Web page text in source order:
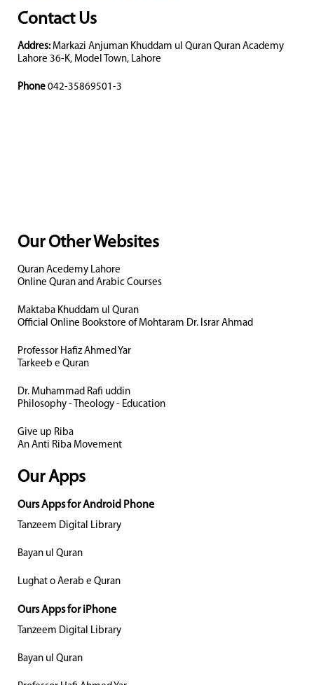
Contact Us
Addres: Markazi Anjuman Khuddam ul Quran Quran Academy
Lahore 36-K, Model Town, Lahore
Phone 042-35869501-3
Our Other Websites
Quran Acedemy Lahore
Online Quran and Arabic Courses
Maktaba Khuddam ul Quran
Official Online Bookstore of Mohtaram Dr. Israr Ahmad
Professor Hafiz Ahmed Yar
Tarkeeb e Quran
Dr. Muhammad Rafi uddin
Philosophy - Theology - Education
Give up Riba
An Anti Riba Movement
Our Apps
Ours Apps for Android Phone
Tanzeem Digital Library
Bayan ul Quran
Lughat o Aerab e Quran
Ours Apps for iPhone
Tanzeem Digital Library
Bayan ul Quran